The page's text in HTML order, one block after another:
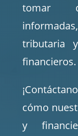
tomar
tributaria
financieros.
cómo
y